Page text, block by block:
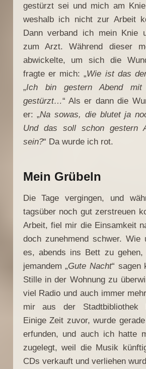
gestürzt sei und mich am
weshalb ich nicht zur Arbeit
Dann verband ich mein Knie
zum Arzt. Während dieser
abwickelte, um sich die
fragte er mich: „Wie ist das
„Ich bin gestern Abend mit
gestürzt…“ Als er dann die
er: „Na sowas, die blutet ja
Und das soll schon gestern
sein?“ Da wurde ich rot.
Mein Grübeln
Die Tage vergingen, und
tagsüber noch gut zerstreuen
Arbeit, fiel mir die Einsamkeit
doch zunehmend schwer. Wie
es, abends ins Bett zu
jemandem „Gute Nacht“ sagen
Stille in der Wohnung zu
viel Radio und auch immer
mir aus der Stadtbibliothek
Einige Zeit zuvor, wurde
erfunden, und auch ich hatte
zugelegt, weil die Musik
CDs verkauft und verliehen